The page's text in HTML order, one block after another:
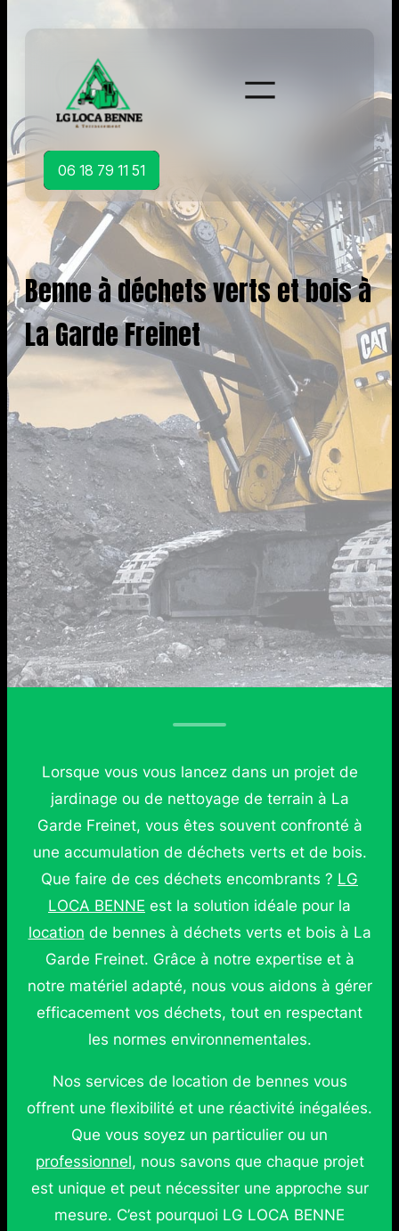
06 18 79 11 51
Benne à déchets verts et bois à
La Garde Freinet
Lorsque vous vous lancez dans un projet de
jardinage ou de nettoyage de terrain à La
Garde Freinet, vous êtes souvent confronté à
une accumulation de déchets verts et de bois.
Que faire de ces déchets encombrants ? LG
LOCA BENNE est la solution idéale pour la
location de bennes à déchets verts et bois à La
Garde Freinet. Grâce à notre expertise et à
notre matériel adapté, nous vous aidons à gérer
efficacement vos déchets, tout en respectant
les normes environnementales.
Nos services de location de bennes vous
offrent une flexibilité et une réactivité inégalées.
Que vous soyez un particulier ou un
professionnel, nous savons que chaque projet
est unique et peut nécessiter une approche sur
mesure. C’est pourquoi LG LOCA BENNE